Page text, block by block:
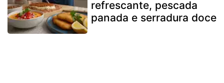
refrescante, pescada
panada e serradura doce